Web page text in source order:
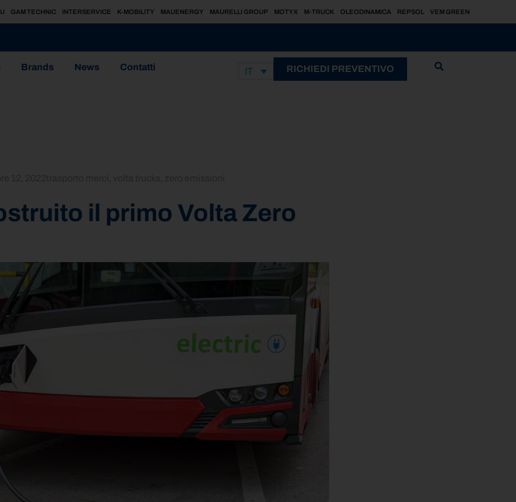
GAM TECHNIC INTERSERVICE K-MOBILITY MAUENERGY MAURELLI GROUP MOTYX M-TRUCK OLEODINAMICA REPSOL VEM GREEN
Brands News Contatti IT RICHIEDI PREVENTIVO
il primo Volta Zero